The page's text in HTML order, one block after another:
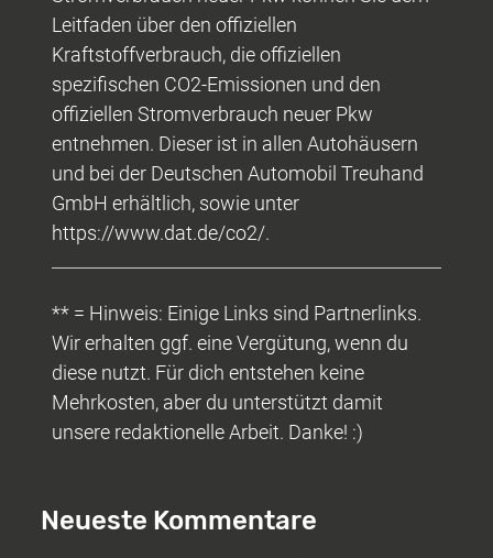
Leitfaden über den offiziellen
Kraftstoffverbrauch, die offiziellen
spezifischen CO2-Emissionen und den
offiziellen Stromverbrauch neuer Pkw
entnehmen. Dieser ist in allen Autohäusern
und bei der Deutschen Automobil Treuhand
GmbH erhältlich, sowie unter
https://www.dat.de/co2/.
** = Hinweis: Einige Links sind Partnerlinks.
Wir erhalten ggf. eine Vergütung, wenn du
diese nutzt. Für dich entstehen keine
Mehrkosten, aber du unterstützt damit
unsere redaktionelle Arbeit. Danke! :)
Neueste Kommentare